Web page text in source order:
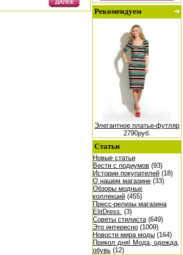
Рекомендуем
Элегантное платье-футляр
2790руб.
Статьи
Новые статьи
Вести с подиумов (93)
Истории покупателей (18)
О нашем магазине (33)
Обзоры модных
коллекций (455)
Пресс-релизы магазина
ElitDress. (3)
Советы стилиста(649)
Это интересно (1009)
Новости мира моды (164)
Прикол дня! Мода, одежда,
обувь (12)